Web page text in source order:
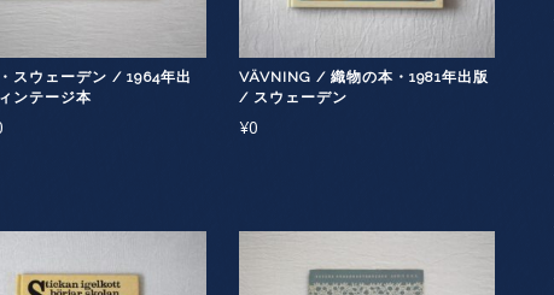
スウェーデン / 1964年出
ンテージ本
VÄVNING / 織物の本・1981年出版
/ スウェーデン
¥0